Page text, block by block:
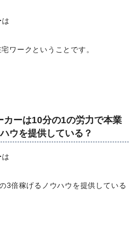
は
ワークということです。
カーは10分の1の労力で本業
ウを提供している？
は
3倍稼げるノウハウを提供している